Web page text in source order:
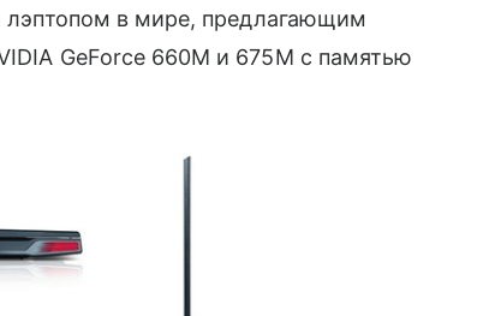
лэптопом в мире, предлагающим
GeForce 660M и 675M с памятью